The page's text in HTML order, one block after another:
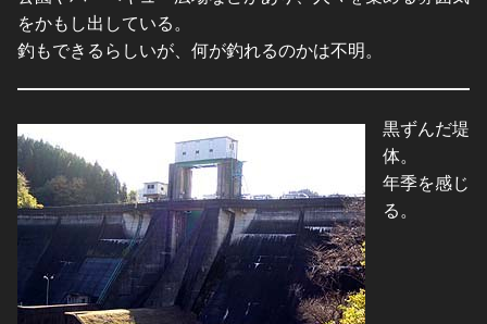
をかもし出している。
釣もできるらしいが、何が釣れるのかは不明。
黒ずんだ堤
体。
年季を感じ
る。